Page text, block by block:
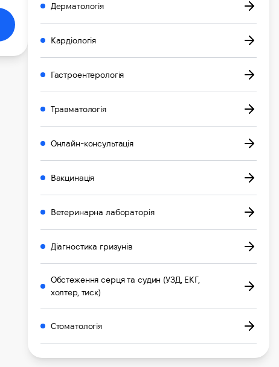
Дерматологія
Кардіологія
Гастроентерологія
Травматологія
Онлайн-консультація
Вакцинація
Ветеринарна лабораторія
Діагностика гризунів
Обстеження серця та судин (УЗД, ЕКГ,
холтер, тиск)
Стоматологія